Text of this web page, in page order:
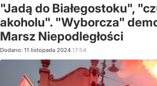
"Jadą do Białegostoku",
akoholu". "Wyborcza"
Marsz Niepodległości
Dodano: 11 listopada 2024 17:54